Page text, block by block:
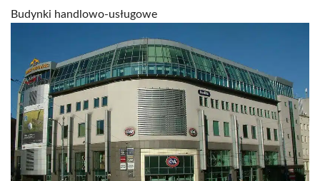
Budynki handlowo-usługowe